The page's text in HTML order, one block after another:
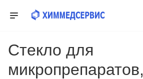
Стекло для
микропрепаратов,